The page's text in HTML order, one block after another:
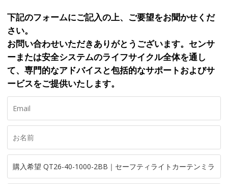
下記のフォームにご記入の上、ご要望をお聞かせくだ
さい。
お問い合わせいただきありがとうございます。センサ
ーまたは安全システムのライフサイクル全体を通し
て、専門的なアドバイスと包括的なサポートおよびサ
ービスをご提供いたします。